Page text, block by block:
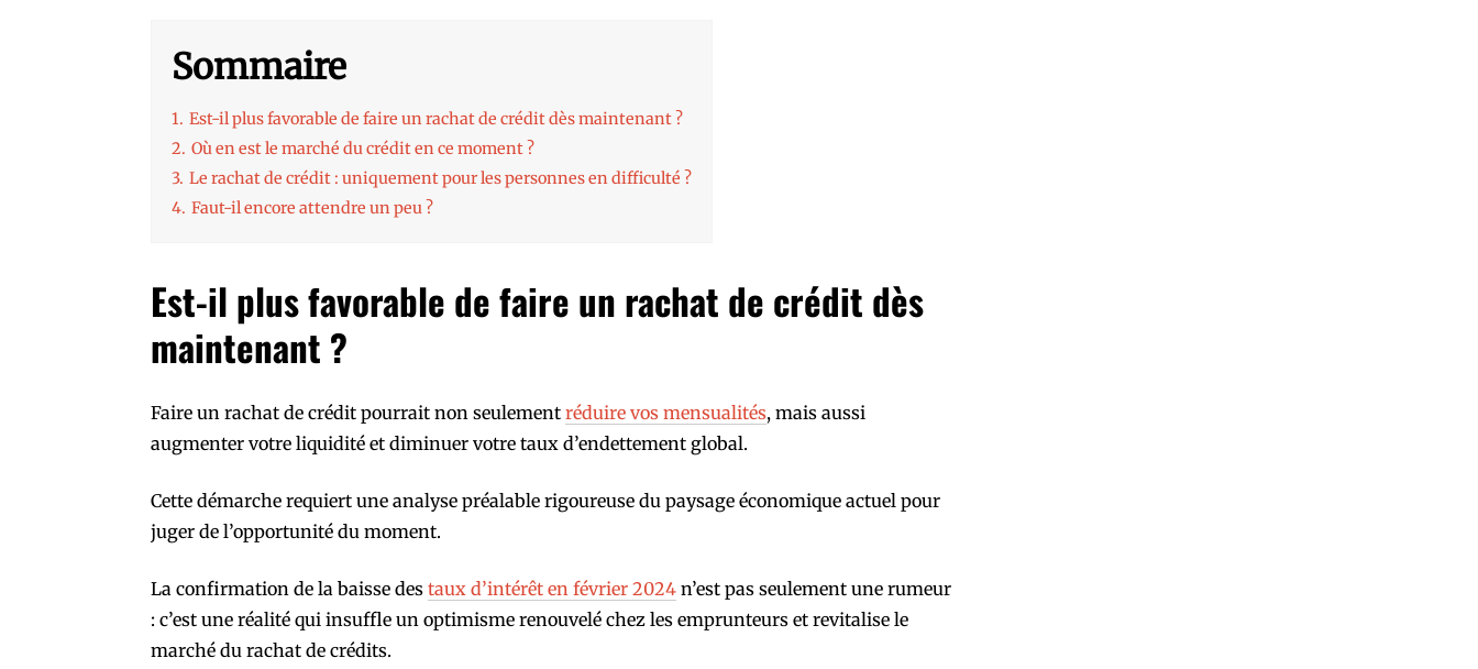
Sommaire
1. Est-il plus favorable de faire un rachat de crédit dès maintenant ?
2. Où en est le marché du crédit en ce moment ?
3. Le rachat de crédit : uniquement pour les personnes en difficulté ?
4. Faut-il encore attendre un peu ?
Est-il plus favorable de faire un rachat de crédit dès
maintenant ?
Faire un rachat de crédit pourrait non seulement réduire vos mensualités, mais aussi
augmenter votre liquidité et diminuer votre taux d’endettement global.
Cette démarche requiert une analyse préalable rigoureuse du paysage économique actuel pour
juger de l’opportunité du moment.
La confirmation de la baisse des taux d’intérêt en février 2024 n’est pas seulement une rumeur
: c’est une réalité qui insuffle un optimisme renouvelé chez les emprunteurs et revitalise le
marché du rachat de crédits.